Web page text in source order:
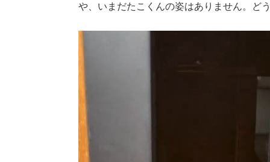
や、いまだたこくんの姿はありません。ど